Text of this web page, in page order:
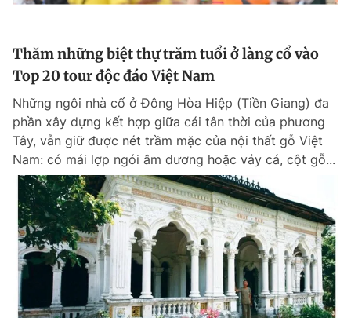
Đọc Thanh Niên trên điện thoại
Theo dõi báo trên
Hotline
0906 645 777
Liên hệ quảng cáo
0908 780 404
Thăm những biệt thự trăm tuổi ở làng cổ vào
Top 20 tour độc đáo Việt Nam
Những ngôi nhà cổ ở Đông Hòa Hiệp (Tiền Giang) đa
phần xây dựng kết hợp giữa cái tân thời của phương
Tây, vẫn giữ được nét trầm mặc của nội thất gỗ Việt
Nam: có mái lợp ngói âm dương hoặc vảy cá, cột gỗ...